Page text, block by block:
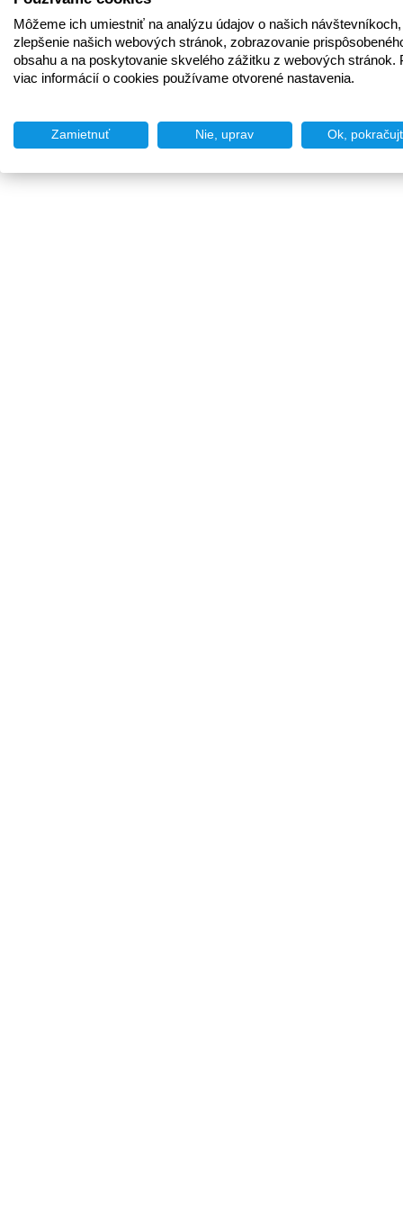
Môžeme ich umiestniť na analýzu údajov o našich
zlepšenie našich webových stránok, zobrazovanie
obsahu a na poskytovanie skvelého zážitku z webových stránok.
viac informácií o cookies používame otvorené nastavenia.
Zamietnuť Nie, uprav Ok,